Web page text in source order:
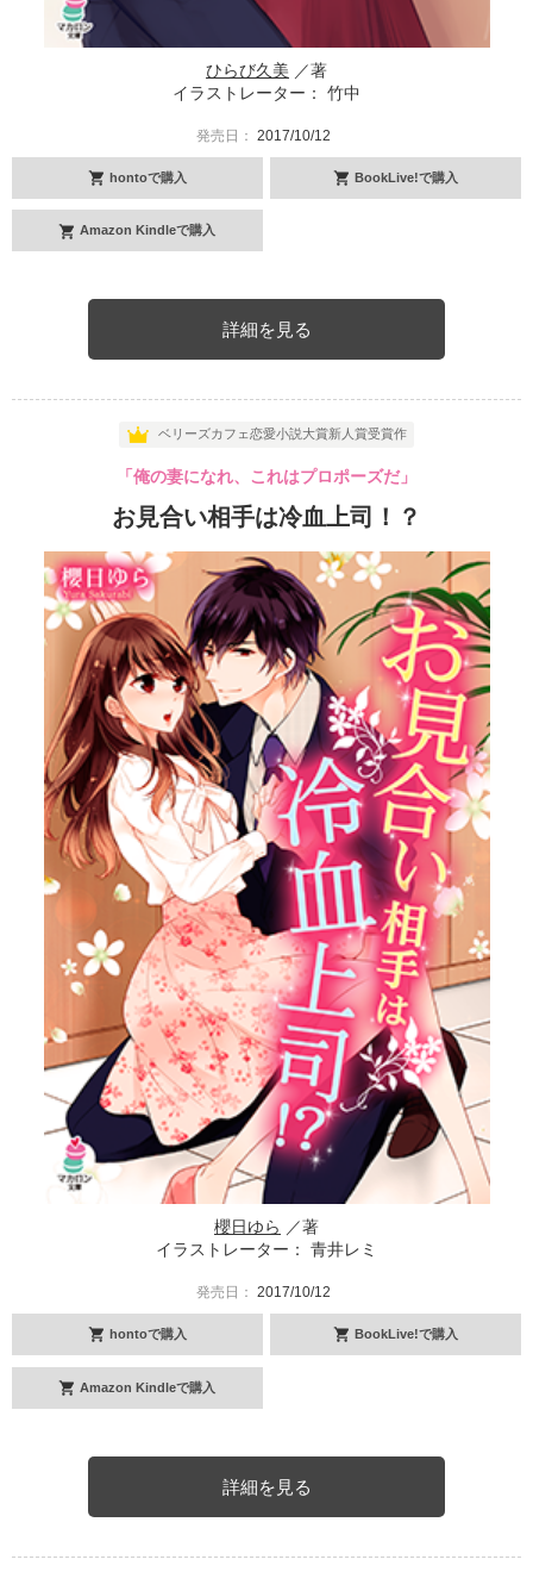
ひらび久美 ／著
イラストレーター： 竹中
発売日： 2017/10/12
hontoで購入 BookLive!で購入
Amazon Kindleで購入
詳細を見る
ベリーズカフェ恋愛小説大賞新人賞受賞作
「俺の妻になれ、これはプロポーズだ」
お見合い相手は冷血上司！？
櫻日ゆら ／著
イラストレーター： 青井レミ
発売日： 2017/10/12
hontoで購入 BookLive!で購入
Amazon Kindleで購入
詳細を見る